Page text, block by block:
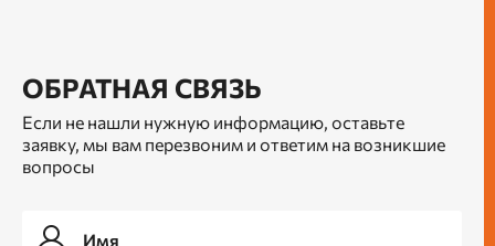
ОБРАТНАЯ СВЯЗЬ
Если не нашли нужную информацию, оставьте
заявку, мы вам перезвоним и ответим на возникшие
вопросы